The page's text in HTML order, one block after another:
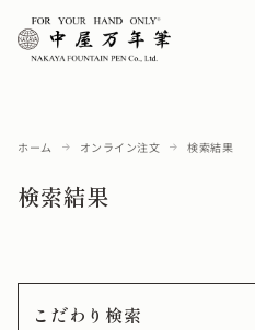
ホーム オンライン注文 検索結果
検索結果
こだわり検索